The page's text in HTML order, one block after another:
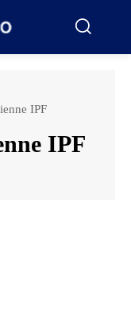
IPF
IPF